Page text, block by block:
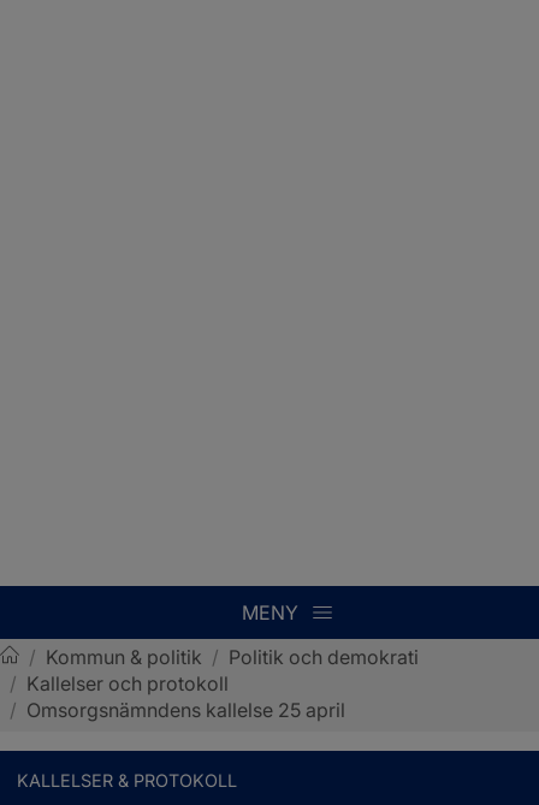
MENY
Sotenäs kommun
/ Kommun & politik / Politik och demokrati
/ Kallelser och protokoll
/ Omsorgsnämndens kallelse 25 april
KALLELSER & PROTOKOLL